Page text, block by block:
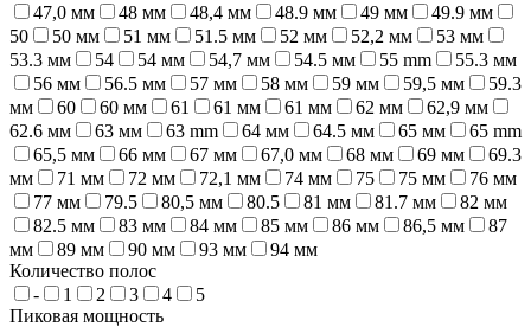
47,0 мм
48 мм 48,4 мм 48.9 мм 49 мм
49.9 мм
50
50 мм 51 мм 51.5 мм 52 мм 52,2 мм
53 мм
53.3 мм
54 54 мм 54,7 мм 54.5 мм 55 mm
55.3 мм
56 мм
56.5 мм 57 мм 58 мм 59 мм 59,5 мм
59.3
мм
60 60 мм 61 61 мм 61 мм 62 мм
62,9 мм
62.6 мм
63 мм 63 mm 64 мм 64.5 мм 65 мм
65 mm
65,5 мм
66 мм 67 мм 67,0 мм 68 мм 69 мм
69.3
мм
71 мм 72 мм 72,1 мм 74 мм 75 75 мм
76 мм
77 мм
79.5 80,5 мм 80.5 81 мм 81.7 мм
82 мм
82.5 мм
83 мм 84 мм 85 мм 86 мм 86,5 мм
87
мм
89 мм 90 мм 93 мм
94 мм
Количество полос
-
1 2 3 4
5
Пиковая мощность